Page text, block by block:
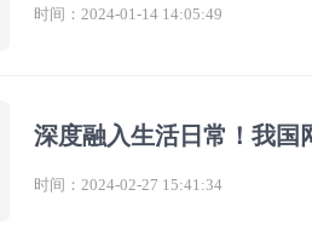
时间：2024-01-14 14:05:49
深度融入生活日常！我国
时间：2024-02-27 15:41:34